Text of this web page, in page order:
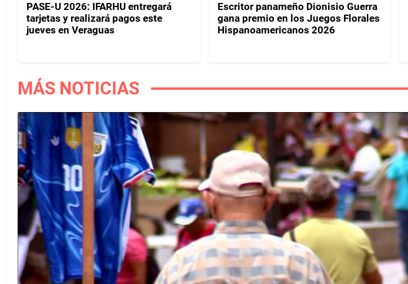
PASE-U 2026: IFARHU entregará
tarjetas y realizará pagos este
jueves en Veraguas
Escritor panameño Dionisio Guerra
gana premio en los Juegos Florales
Hispanoamericanos 2026
MÁS NOTICIAS